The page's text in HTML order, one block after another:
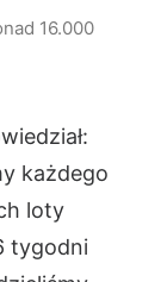
16.000
każdego
loty
tygodni